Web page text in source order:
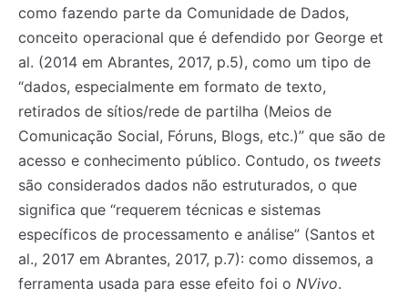
como fazendo parte da Comunidade de Dados,
conceito operacional que é defendido por George et
al. (2014 em Abrantes, 2017, p.5), como um tipo de
“dados, especialmente em formato de texto,
retirados de sítios/rede de partilha (Meios de
Comunicação Social, Fóruns, Blogs, etc.)” que são de
acesso e conhecimento público. Contudo, os tweets
são considerados dados não estruturados, o que
significa que “requerem técnicas e sistemas
específicos de processamento e análise” (Santos et
al., 2017 em Abrantes, 2017, p.7): como dissemos, a
ferramenta usada para esse efeito foi o NVivo.